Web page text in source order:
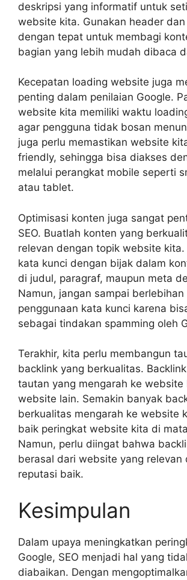
deskripsi yang informatif untuk
website kita. Gunakan header
dengan tepat untuk membagi
bagian yang lebih mudah dibaca
Kecepatan loading website juga
penting dalam penilaian Google.
website kita memiliki waktu
agar pengguna tidak bosan
juga perlu memastikan website
friendly, sehingga bisa diakses
melalui perangkat mobile seperti
atau tablet.
Optimisasi konten juga sangat
SEO. Buatlah konten yang
relevan dengan topik website kita.
kata kunci dengan bijak dalam
di judul, paragraf, maupun meta
Namun, jangan sampai berlebihan
penggunaan kata kunci karena
sebagai tindakan spamming oleh
Terakhir, kita perlu membangun
backlink yang berkualitas.
tautan yang mengarah ke website
website lain. Semakin banyak
berkualitas mengarah ke website
baik peringkat website kita di
Namun, perlu diingat bahwa
berasal dari website yang relevan
reputasi baik.
Kesimpulan
Dalam upaya meningkatkan
Google, SEO menjadi hal yang
diabaikan. Dengan